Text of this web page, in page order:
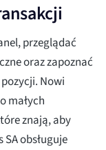
przeglądać
oraz zapoznać
Nowi
małych
znają, aby
obsługuje